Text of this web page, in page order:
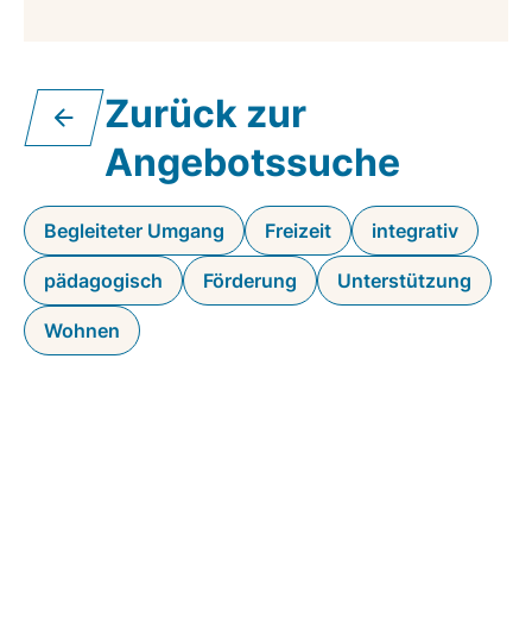
Zurück zur
Angebotssuche
Begleiteter Umgang Freizeit integrativ
pädagogisch Förderung Unterstützung
Wohnen